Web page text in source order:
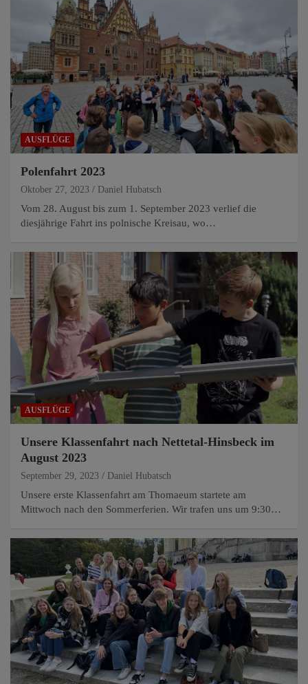
AUSFLÜGE
Polenfahrt 2023
Oktober 27, 2023 Daniel Hubatsch
Vom 28. August bis zum 1. September 2023 verlief die
diesjährige Fahrt ins polnische Kreisau, wo…
AUSFLÜGE
Unsere Klassenfahrt nach Nettetal-Hinsbeck im
August 2023
September 29, 2023 Daniel Hubatsch
Unsere erste Klassenfahrt am Thomaeum startete am
Mittwoch nach den Sommerferien. Wir trafen uns um 9:30…